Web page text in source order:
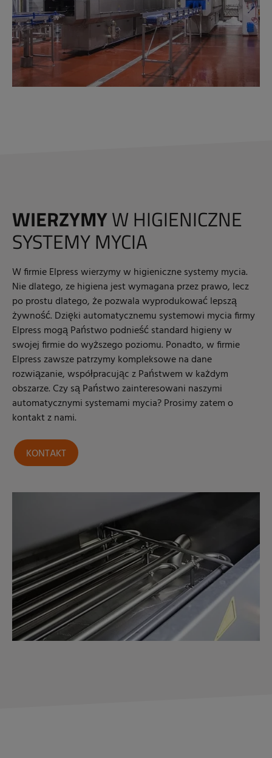
WIERZYMYW HIGIENICZNE
SYSTEMY MYCIA
W firmie Elpress wierzymy w higieniczne systemy mycia.
Nie dlatego, ze higiena jest wymagana przez prawo, lecz
po prostu dlatego, że pozwala wyprodukować lepszą
żywność. Dzięki automatycznemu systemowi mycia firmy
Elpress mogą Państwo podnieść standard higieny w
swojej firmie do wyższego poziomu. Ponadto, w firmie
Elpress zawsze patrzymy kompleksowe na dane
rozwiązanie, współpracując z Państwem w każdym
obszarze. Czy są Państwo zainteresowani naszymi
automatycznymi systemami mycia? Prosimy zatem o
kontakt z nami.
KONTAKT